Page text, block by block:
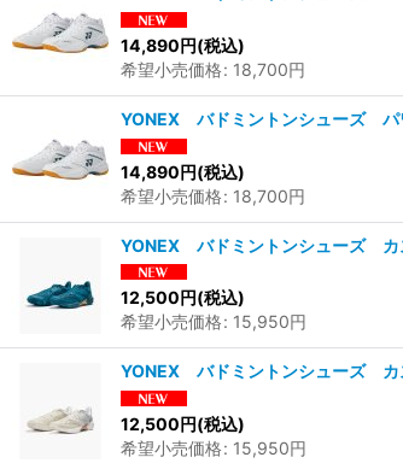
14,890円(税込)
希望小売価格: 18,700円
YONEX バドミントンシューズ パ
14,890円(税込)
希望小売価格: 18,700円
YONEX バドミントンシューズ カ
12,500円(税込)
希望小売価格: 15,950円
YONEX バドミントンシューズ カ
12,500円(税込)
希望小売価格: 15,950円